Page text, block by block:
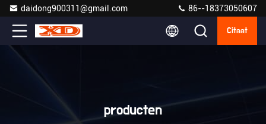
daidong900311@gmail.com 86--18373050607
Citaat
producten